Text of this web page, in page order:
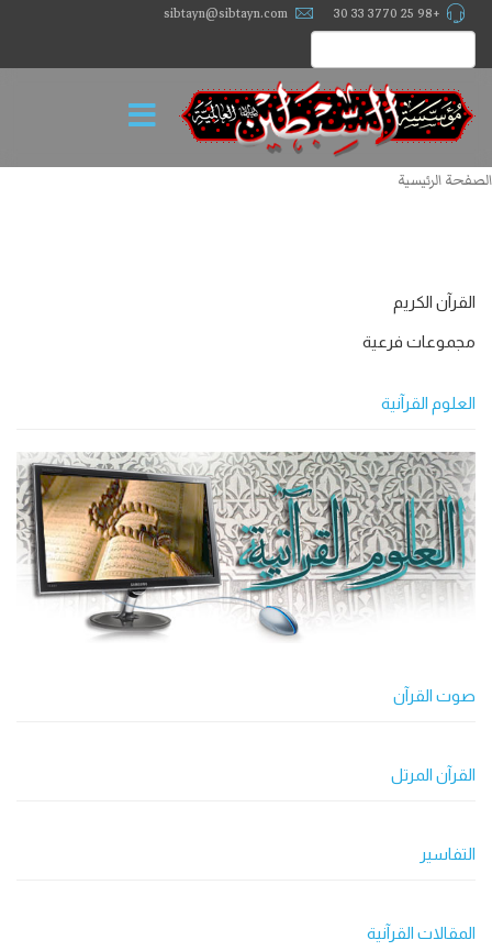
+98 25 3770 33 30
sibtayn@sibtayn.com
الصفحة الرئيسية
القرآن الكريم
مجموعات فرعية
العلوم القرآنية
صوت القرآن
القرآن المرتل
التفاسير
المقالات القرآنية